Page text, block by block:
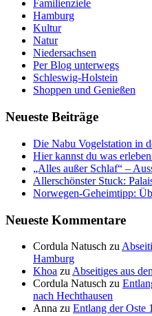
Familienziele
Hamburg
Kultur
Natur
Niedersachsen
Per Blog unterwegs
Schleswig-Holstein
Shoppen und Genießen
Neueste Beiträge
Die Nabu Vogelstation in
Hier kannst du was
„Alles außer Schlaf“ –
Allerschönster Stuck:
Norwegen-Geheimtipp:
Neueste Kommentare
Cordula Natusch zu
Hamburg
Khoa zu Abseitiges aus
Cordula Natusch zu
nach Hechthausen
Anna zu Entlang der Oste